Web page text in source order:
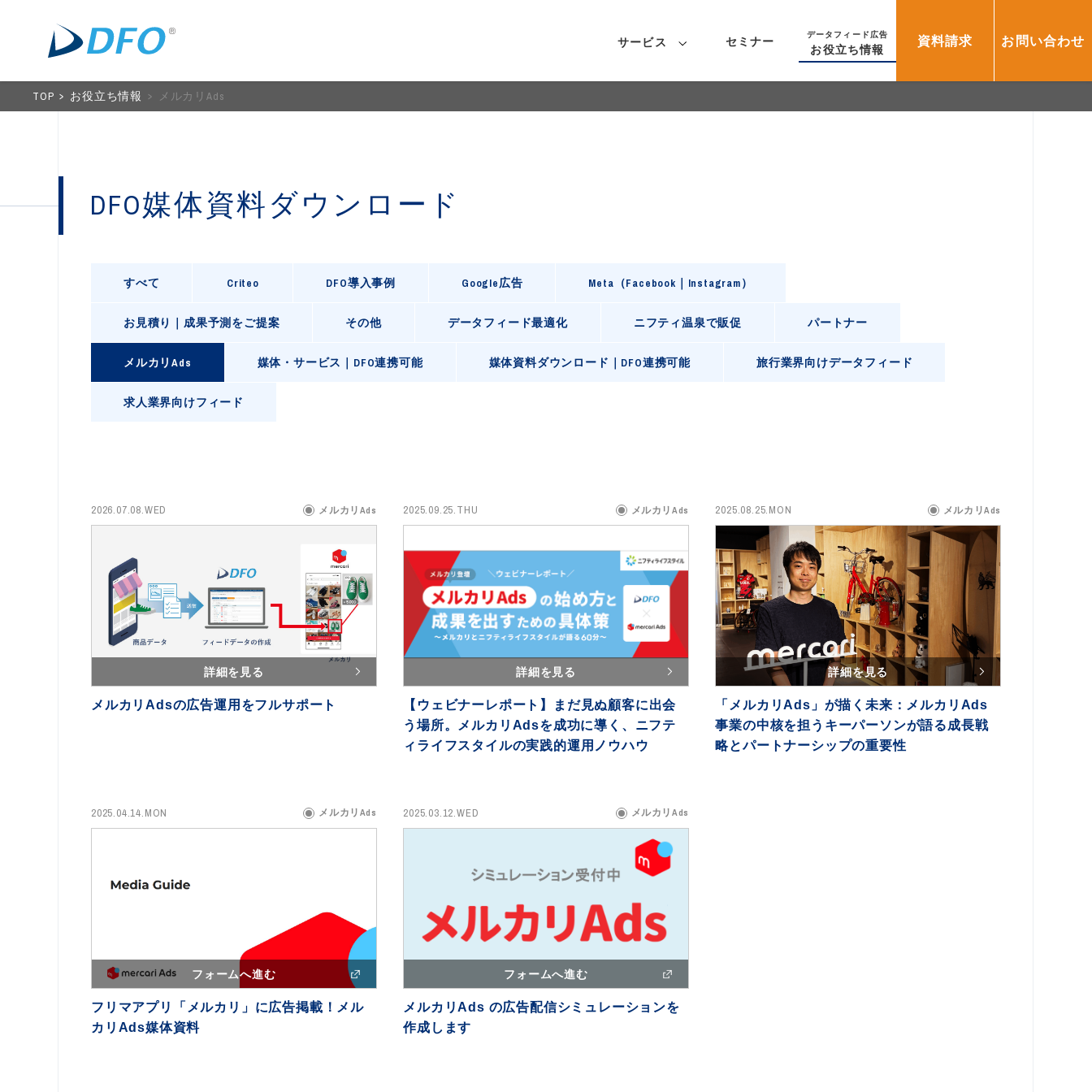
サービス セミナー
データフィード広告
お役立ち情報 資料請求 お問い合わせ
TOP お役立ち情報 メルカリAds
DFO媒体資料ダウンロード
すべて Criteo DFO導入事例 Google広告 Meta（Facebook｜Instagram）
お見積り｜成果予測をご提案 その他 データフィード最適化 ニフティ温泉で販促 パートナー
メルカリAds 媒体・サービス｜DFO連携可能 媒体資料ダウンロード｜DFO連携可能 旅行業界向けデータフィード
求人業界向けフィード
2026.07.08.WED メルカリAds
詳細を見る
メルカリAdsの広告運用をフルサポート
2025.09.25.THU メルカリAds
詳細を見る
【ウェビナーレポート】まだ見ぬ顧客に出会
う場所。メルカリAdsを成功に導く、ニフテ
ィライフスタイルの実践的運用ノウハウ
2025.08.25.MON メルカリAds
詳細を見る
「メルカリAds」が描く未来：メルカリAds
事業の中核を担うキーパーソンが語る成長戦
略とパートナーシップの重要性
2025.04.14.MON メルカリAds
フォームへ進む
フリマアプリ「メルカリ」に広告掲載！メル
カリAds媒体資料
2025.03.12.WED メルカリAds
フォームへ進む
メルカリAds の広告配信シミュレーションを
作成します